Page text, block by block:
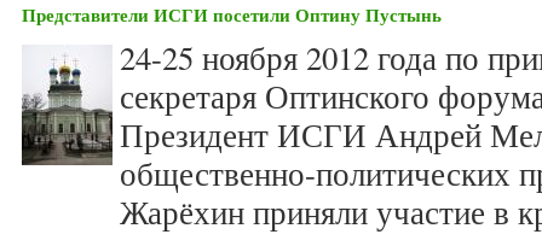
Представители ИСГИ посетили Оптину Пустынь
24-25 ноября 2012 года по
секретаря Оптинского
Президент ИСГИ Андрей
общественно-
Жарёхин приняли участие в